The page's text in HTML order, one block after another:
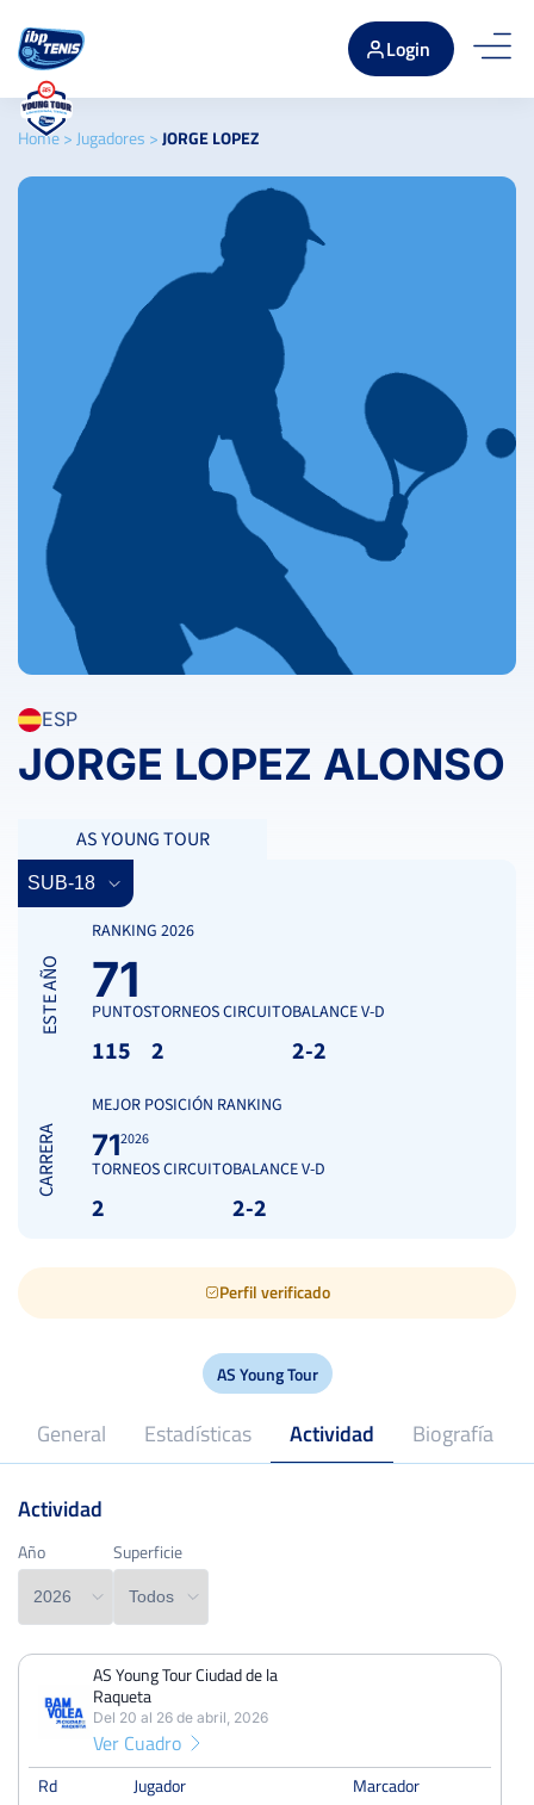
Login
Home> Jugadores >JORGE LOPEZ
ESP
JORGE LOPEZ ALONSO
AS YOUNG TOUR
ESTE AÑO
RANKING 2026
71
PUNTOS
115
TORNEOS CIRCUITO
2
BALANCE V-D
2-2
CARRERA
MEJOR POSICIÓN RANKING
712026
TORNEOS CIRCUITO
2
BALANCE V-D
2-2
AS Young Tour
General Estadísticas Actividad Biografía
Perfil verificado
Edad
Club
Posición territorial *
Federación* FEDERACION DE TENIS DE MADRID
Año Superficie
PERDIDOSPARTIDOS
2 4
PERDIDOS SETS
4 5
Actividad
Año Superficie
AS Young Tour Ciudad de la
Raqueta
Del 20 al 26 de abril, 2026
Ver Cuadro
Rd Jugador
Marcador